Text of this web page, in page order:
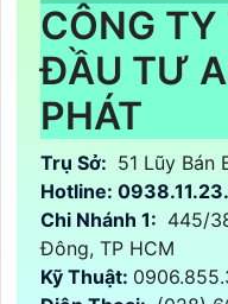
CÔNG
ĐẦU TƯ
PHÁT
Trụ Sở: 51 Lũy Bán
Hotline:
Chi Nhánh 1: 445/
Đông, TP HCM
Kỹ Thuật: